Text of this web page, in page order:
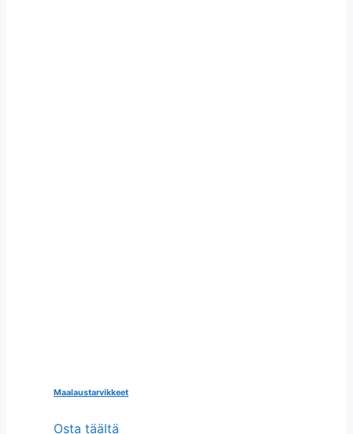
Maalaustarvikkeet
Osta täältä